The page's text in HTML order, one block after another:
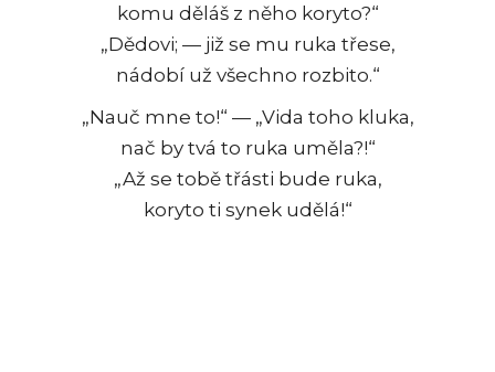
komu děláš z něho koryto?“
„Dědovi; — již se mu ruka třese,
nádobí už všechno rozbito.“
„Nauč mne to!“ — „Vida toho kluka,
nač by tvá to ruka uměla?!“
„Až se tobě třásti bude ruka,
koryto ti synek udělá!“